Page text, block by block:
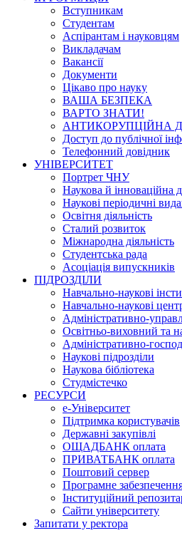
Вступникам
Студентам
Аспірантам і науковцям
Викладачам
Вакансії
Документи
Цікаво про науку
ВАША БЕЗПЕКА
ВАРТО ЗНАТИ!
АНТИКОРУПЦІЙНА
Доступ до публічної
Телефонний довідник
УНІВЕРСИТЕТ
Портрет ЧНУ
Наукова й інноваційна
Наукові періодичні
Освітня діяльність
Сталий розвиток
Міжнародна діяльність
Студентська рада
Асоціація випускників
ПІДРОЗДІЛИ
Навчально-наукові
Навчально-наукові
Адміністративно-
Освітньо-виховний та
Адміністративно-
Наукові підрозділи
Наукова бібліотека
Студмістечко
РЕСУРСИ
е-Університет
Підтримка користувачів
Державні закупівлі
ОЩАДБАНК оплата
ПРИВАТБАНК оплата
Поштовий сервер
Програмне
Інституційний
Сайти університету
Запитати у ректора